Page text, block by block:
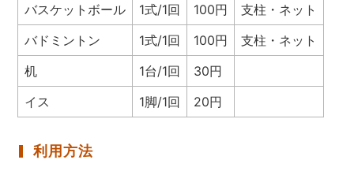
バスケットボール
1式/1回 100円
支柱・ネット
バドミントン
1式/1回 100円
支柱・ネット
机
1台/1回
30円
イス
1脚/1回 20円
利用方法